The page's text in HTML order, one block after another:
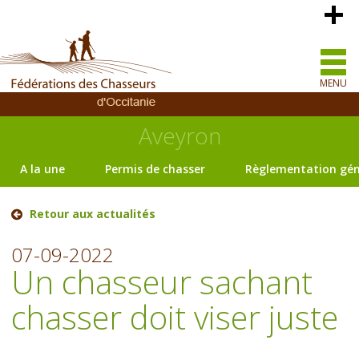
MENU
Aveyron
A la une Permis de chasser Règlementation
Retour aux actualités
07-09-2022
Un chasseur sachant
chasser doit viser juste